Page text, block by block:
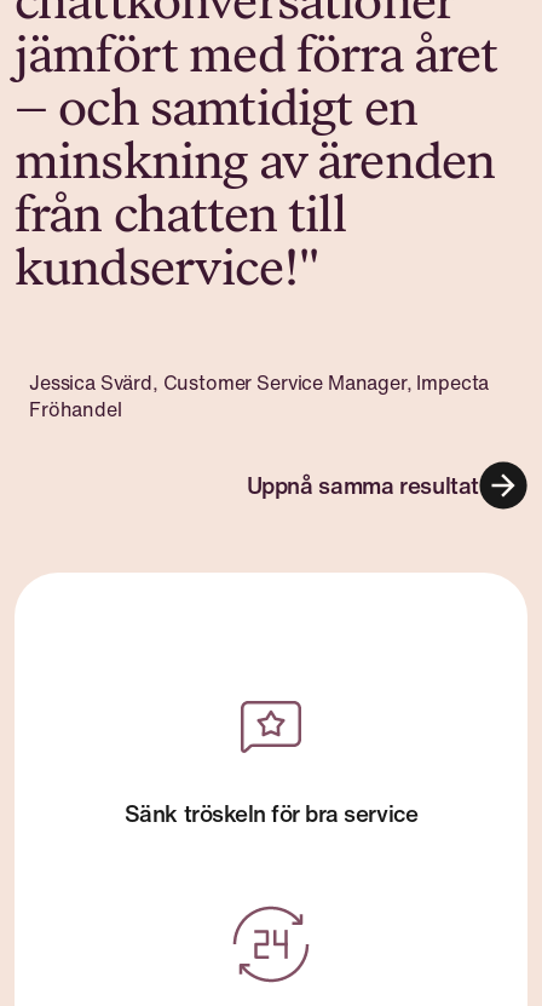
jämfört med förra året
– och samtidigt en
minskning av ärenden
från chatten till
kundservice!"
Jessica Svärd, Customer Service Manager, Impecta
Fröhandel
Sänk tröskeln för bra service